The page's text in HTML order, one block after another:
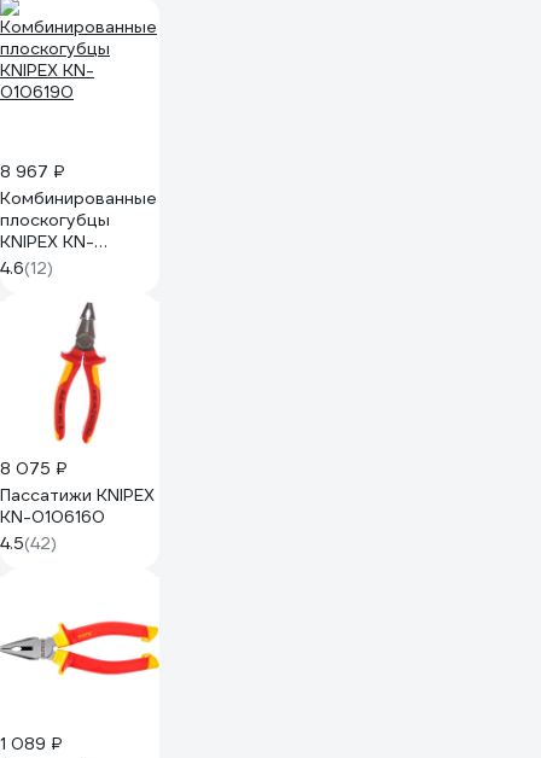
8 967 ₽
Комбинированные
плоскогубцы
KNIPEX KN-
0106190
4.6(12)
8 075 ₽
Пассатижи KNIPEX
KN-0106160
4.5(42)
1 089 ₽